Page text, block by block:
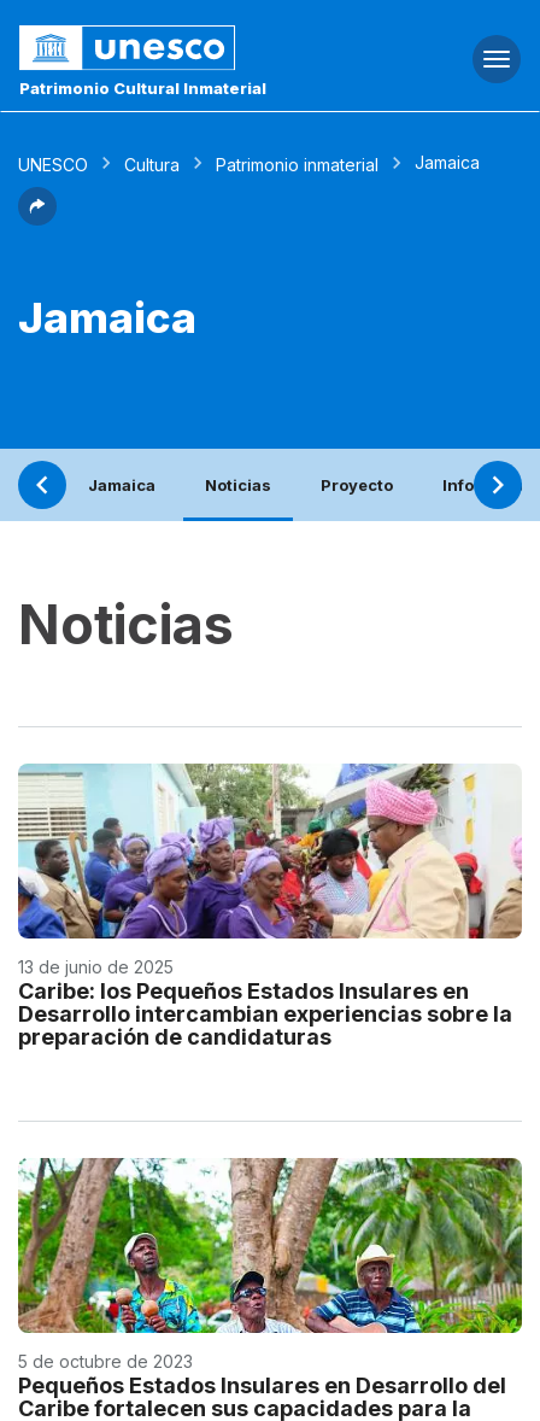
Patrimonio Cultural Inmaterial
UNESCO Cultura Patrimonio inmaterial Jamaica
Jamaica
Jamaica Noticias Proyecto Informe
Noticias
13 de junio de 2025
Caribe: los Pequeños Estados Insulares en
Desarrollo intercambian experiencias sobre la
preparación de candidaturas
5 de octubre de 2023
Pequeños Estados Insulares en Desarrollo del
Caribe fortalecen sus capacidades para la